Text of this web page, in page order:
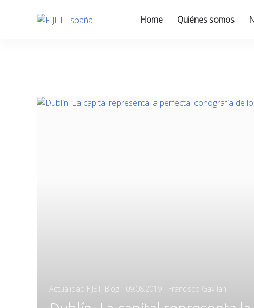
Home Quiénes somos
Actualidad FIJET, Blog - Posted
09.08.2019 - Francisco Gavilan